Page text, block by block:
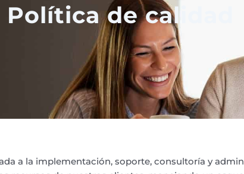
Política de calidad
a la implementación, soporte, consultoría y